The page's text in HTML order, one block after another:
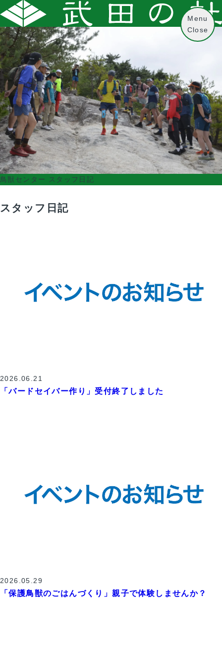
鳥獣センター スタッフ日記
Menu
Close
スタッフ日記
2026.06.21
「バードセイバー作り」受付終了しました
2026.05.29
「保護鳥獣のごはんづくり」親子で体験しませんか？